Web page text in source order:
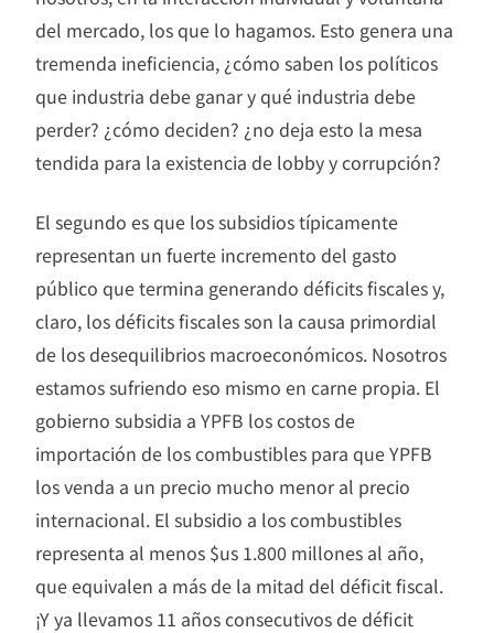
del mercado, los que lo hagamos. Esto genera una
tremenda ineficiencia, ¿cómo saben los políticos
que industria debe ganar y qué industria debe
perder? ¿cómo deciden? ¿no deja esto la mesa
tendida para la existencia de lobby y corrupción?
El segundo es que los subsidios típicamente
representan un fuerte incremento del gasto
público que termina generando déficits fiscales y,
claro, los déficits fiscales son la causa primordial
de los desequilibrios macroeconómicos. Nosotros
estamos sufriendo eso mismo en carne propia. El
gobierno subsidia a YPFB los costos de
importación de los combustibles para que YPFB
los venda a un precio mucho menor al precio
internacional. El subsidio a los combustibles
representa al menos $us 1.800 millones al año,
que equivalen a más de la mitad del déficit fiscal.
¡Y ya llevamos 11 años consecutivos de déficit